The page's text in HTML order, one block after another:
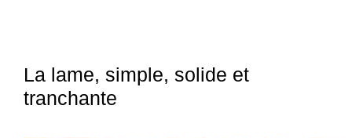
La lame, simple, solide et
tranchante